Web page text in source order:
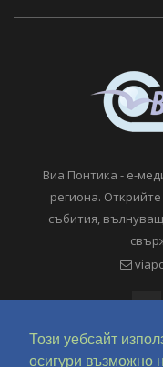
Този уебсайт
осигури възможно
Виа Понтика - е-
региона.
събития,